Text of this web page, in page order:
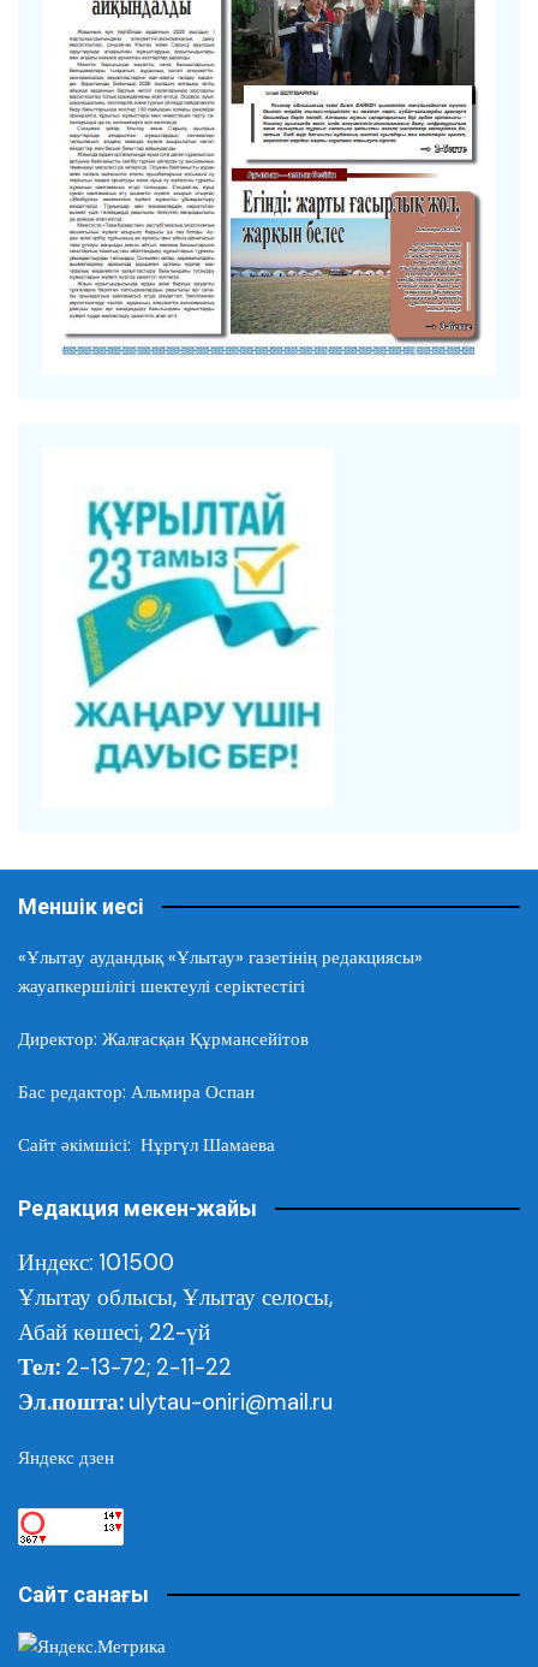
Меншік иесі
«Ұлытау аудандық «Ұлытау» газетінің редакциясы»
жауапкершілігі шектеулі серіктестігі
Директор: Жалғасқан Құрмансейітов
Бас редактор: Альмира Оспан
Сайт әкімшісі: Нұргүл Шамаева
Редакция мекен-жайы
Индекс: 101500
Ұлытау облысы, Ұлытау селосы,
Абай көшесі, 22-үй
Тел: 2-13-72; 2-11-22
Эл.пошта: ulytau-oniri@mail.ru
Яндекс дзен
Сайт санағы